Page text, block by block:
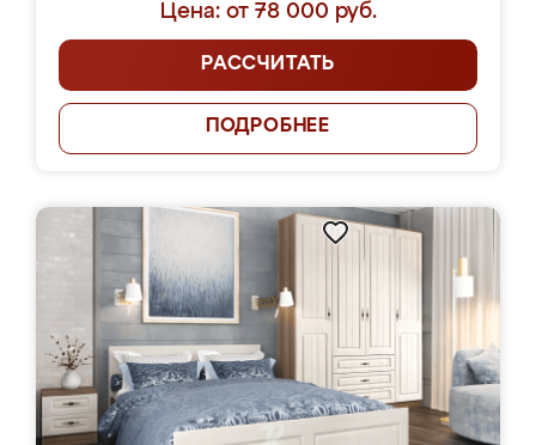
Цена: от 78 000 руб.
РАССЧИТАТЬ
ПОДРОБНЕЕ